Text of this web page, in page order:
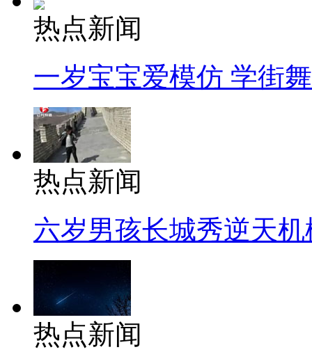
热点新闻
一岁宝宝爱模仿 学街
热点新闻
六岁男孩长城秀逆天机
热点新闻